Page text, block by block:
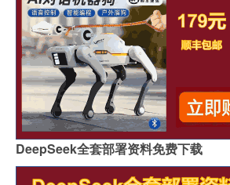
DeepSeek全套部署资料免费下载